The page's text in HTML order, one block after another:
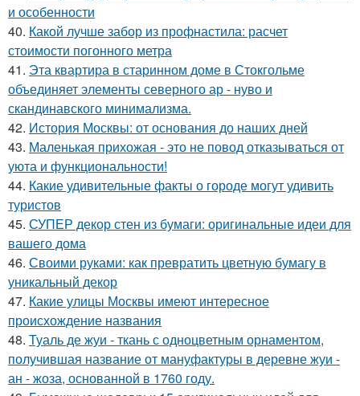
и особенности
40. Какой лучше забор из профнастила: расчет
стоимости погонного метра
41. Эта квартира в старинном доме в Стокгольме
объединяет элементы северного ар - нуво и
скандинавского минимализма.
42. История Москвы: от основания до наших дней
43. Маленькая прихожая - это не повод отказываться от
уюта и функциональности!
44. Какие удивительные факты о городе могут удивить
туристов
45. СУПЕР декор стен из бумаги: оригинальные идеи для
вашего дома
46. Своими руками: как превратить цветную бумагу в
уникальный декор
47. Какие улицы Москвы имеют интересное
происхождение названия
48. Туаль де жуи - ткань с одноцветным орнаментом,
получившая название от мануфактуры в деревне жуи -
ан - жоза, основанной в 1760 году.